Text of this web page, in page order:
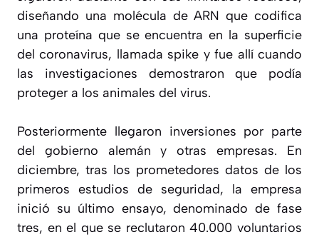
diseñando una molécula de ARN que codifica
una proteína que se encuentra en la superficie
del coronavirus, llamada spike y fue allí cuando
las investigaciones demostraron que podía
proteger a los animales del virus.
Posteriormente llegaron inversiones por parte
del gobierno alemán y otras empresas. En
diciembre, tras los prometedores datos de los
primeros estudios de seguridad, la empresa
inició su último ensayo, denominado de fase
tres, en el que se reclutaron 40.000 voluntarios